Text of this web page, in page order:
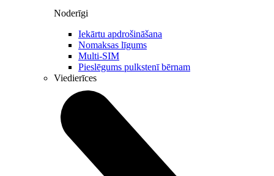
Noderīgi
Iekārtu apdrošināšana
Nomaksas līgums
Multi-SIM
Pieslēgums pulkstenī bērnam
Viedierīces